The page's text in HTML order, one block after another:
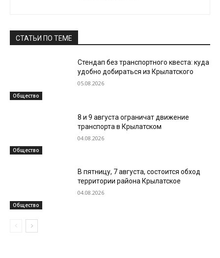
СТАТЬИ ПО ТЕМЕ
Общество
Стендап без транспортного квеста: куда
удобно добираться из Крылатского
05.08.2026
Общество
8 и 9 августа ограничат движение
транспорта в Крылатском
04.08.2026
Общество
В пятницу, 7 августа, состоится обход
территории района Крылатское
04.08.2026